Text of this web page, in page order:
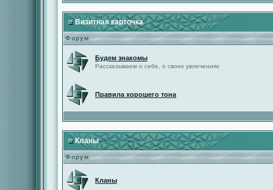
Визитная карточка
Форум
Будем знакомы
Рассказываем о себе, о своих увлечениях
Правила хорошего тона
Кланы
Форум
Кланы